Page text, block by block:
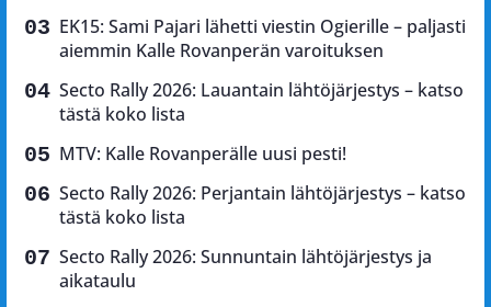
EK15: Sami Pajari lähetti viestin Ogierille – paljasti
aiemmin Kalle Rovanperän varoituksen
Secto Rally 2026: Lauantain lähtöjärjestys – katso
tästä koko lista
MTV: Kalle Rovanperälle uusi pesti!
Secto Rally 2026: Perjantain lähtöjärjestys – katso
tästä koko lista
Secto Rally 2026: Sunnuntain lähtöjärjestys ja
aikataulu